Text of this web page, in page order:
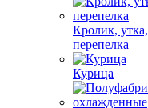
Кролик, утка,
перепелка
Курица